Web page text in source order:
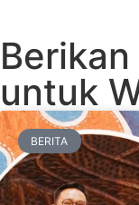
untuk
BERITA